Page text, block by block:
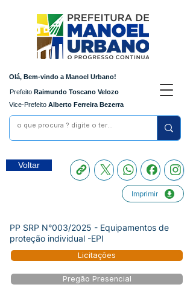
Olá, Bem-vindo a Manoel Urbano!
Prefeito Raimundo Toscano Velozo
Vice-Prefeito Alberto Ferreira Bezerra
Voltar
Imprimir
PP SRP N°003/2025 - Equipamentos de
proteção individual -EPI
Licitações
Pregão Presencial